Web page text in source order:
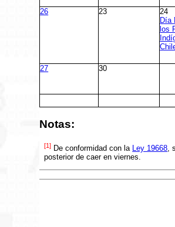
26 23
24
Día
los
27 30
Notas:
[1] De conformidad con la Ley 19668,
posterior de caer en viernes.